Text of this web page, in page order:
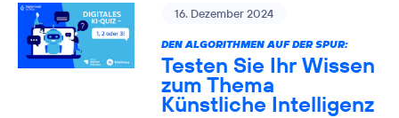
16. Dezember 2024
DEN ALGORITHMEN AUF DER SPUR:
Testen Sie Ihr Wissen
zum Thema
Künstliche Intelligenz